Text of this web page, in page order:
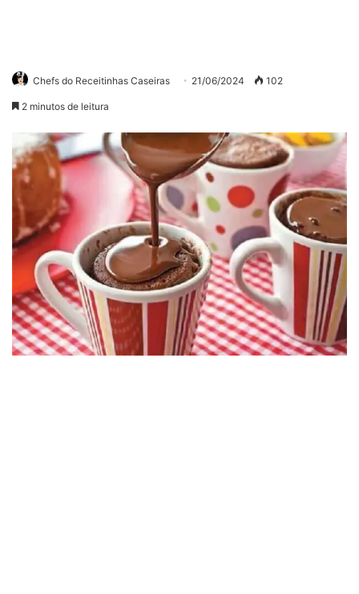
Chefs do Receitinhas Caseiras 21/06/2024 102
2 minutos de leitura